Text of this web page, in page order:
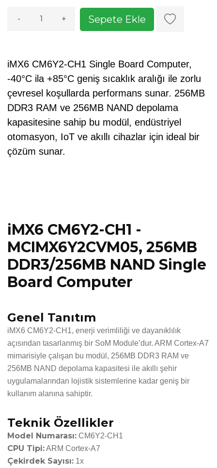
- + Sepete Ekle
iMX6 CM6Y2-CH1 Single Board Computer,
-40°C ila +85°C geniş sıcaklık aralığı ile zorlu
çevresel koşullarda performans sunar. 256MB
DDR3 RAM ve 256MB NAND depolama
kapasitesine sahip bu modül, endüstriyel
otomasyon, IoT ve akıllı cihazlar için ideal bir
çözüm sunar.
iMX6 CM6Y2-CH1 -
MCIMX6Y2CVM05, 256MB
DDR3/256MB NAND Single
Board Computer
Genel Tanıtım
iMX6 CM6Y2-CH1, enerji verimliliği ve dayanıklılık
açısından tasarlanmış bir SoM Module’dur. ARM Cortex-A7
mimarisiyle çalışan bu modül, 256MB DDR3 RAM ve
256MB NAND depolama kapasitesi ile akıllı şehir
uygulamalarından lojistik sistemlerine kadar geniş bir
kullanım alanına sahiptir.
Teknik Özellikler
Model Numarası: CM6Y2-CH1
CPU Tipi:ARM Cortex-A7
Çekirdek Sayısı: 1x